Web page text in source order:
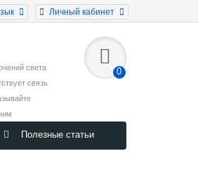
Личный кабинет
света
связь
0
Полезные статьи